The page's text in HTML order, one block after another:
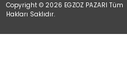
Copyright © 2026 EGZOZ PAZARI Tüm
Hakları Saklıdır.